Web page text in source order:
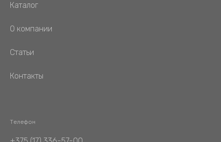
Каталог
О компании
Статьи
Контакты
Телефон